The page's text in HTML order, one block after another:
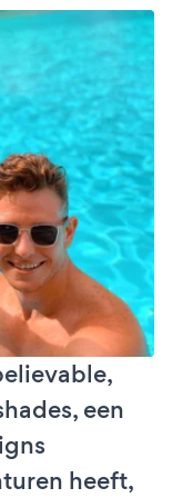
een
heeft,